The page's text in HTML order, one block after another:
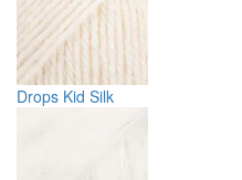
Drops Kid Silk